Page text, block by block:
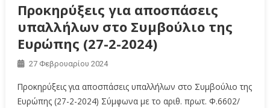
Προκηρύξεις για αποσπάσεις
υπαλλήλων στο Συμβούλιο της
Ευρώπης (27-2-2024)
27 Φεβρουαρίου 2024
Προκηρύξεις για αποσπάσεις υπαλλήλων στο Συμβούλιο της
Ευρώπης (27-2-2024) Σύμφωνα με το αριθ. πρωτ. Φ.6602/